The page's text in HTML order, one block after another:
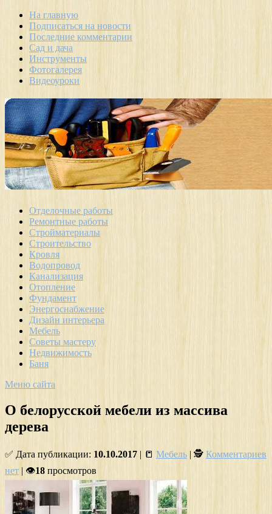
На главную
Подписаться на новости
Последние комментарии
Сад и дача
Инструменты
Фотогалерея
Видеоуроки
Отделочные работы
Ремонтные работы
Стройматериалы
Строительство
Кровля
Водопровод
Канализация
Отопление
Фундамент
Энергоснабжение
Дизайн интерьера
Мебель
Советы мастеру
Недвижимость
Баня
Меню сайта
О белорусской мебели из массива
дерева
✅ Дата публикации: 10.10.2017 | 📒 Мебель | 🕵 Комментариев
нет | 👁18 просмотров